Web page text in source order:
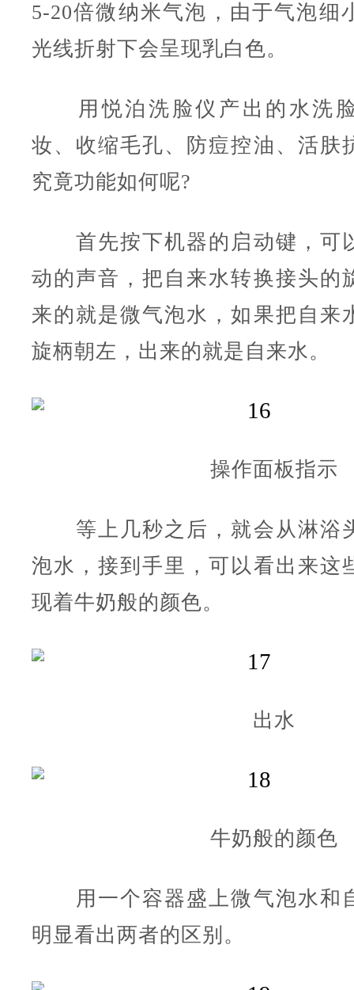
5-20倍微纳米气泡，由于气泡细
光线折射下会呈现乳白色。
用悦泊洗脸仪产出的水洗
妆、收缩毛孔、防痘控油、活肤
究竟功能如何呢?
首先按下机器的启动键，可
动的声音，把自来水转换接头的
来的就是微气泡水，如果把自来
旋柄朝左，出来的就是自来水。
操作面板指示
等上几秒之后，就会从淋浴
泡水，接到手里，可以看出来这
现着牛奶般的颜色。
出水
牛奶般的颜色
用一个容器盛上微气泡水和
明显看出两者的区别。